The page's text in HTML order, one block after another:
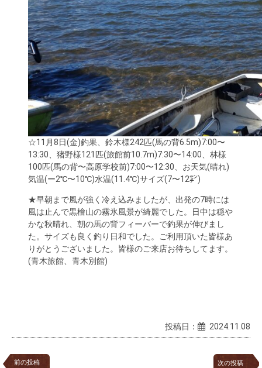
☆11月8日(金)釣果、鈴木様242匹(馬の背6.5m)7:00〜
13:30、猪野様121匹(旅館前10.7m)7:30〜14:00、林様
100匹(馬の背〜高原学校前)7:00〜12:30、お天気(晴れ)
気温(ー2℃〜10℃)水温(11.4℃)サイズ(7〜12㌢)
★早朝まで風が強く冷え込みましたが、出発の7時には
風は止んで黒檜山の霧氷風景が綺麗でした。日中は穏や
かな秋晴れ、朝の馬の背フィーバーで釣果が伸びまし
た。サイズも良く釣り日和でした。ご利用頂いた皆様あ
りがとうございました。皆様のご来店お待ちしてます。
(青木旅館、青木別館)
投稿日： 2024.11.08
前の投稿 次の投稿